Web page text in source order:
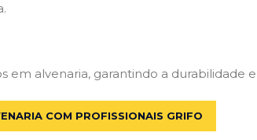
alvenaria, garantindo a durabilidade e
COM PROFISSIONAIS GRIFO